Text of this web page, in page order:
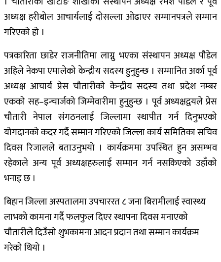
अध्यक्ष हरीबोल आचार्यलाई दोसल्ला ओढाएर सम्मानपत्रले सम्मान
गरिएको हो ।
पत्रकारिता छाडेर राजनीतिमा लाग्नु भएका संस्थापन अध्यक्ष पौडेल
अहिले नेकपा एमालेको केन्द्रीय सदस्य हुनुहुन्छ । सम्मानित अर्का पूर्व
अध्यक्ष आचार्य प्रेस चौतारीको केन्द्रीय सदस्य तथा प्रदेश नम्बर
एकको सह–इन्चार्जको जिम्मेवारीमा हुनुहुन्छ । पूर्व अध्यक्षद्वयले प्रेस
चौतारी नेपाल संगठनलाई जिल्लामा स्थापीत गर्न दिनुभएको
योगदानको कदर गर्दै सम्मान गरिएको जिल्ला कार्य समितिका सचिव
दिवस रिजालले बताउनुभयो । कार्यक्रममा उपस्थित हुन असम्भव
रहेकाले अन्य पूर्व अध्यक्षहरुलाई सम्मान गर्न नसकिएको उहाँको
भनाइ छ ।
बिहान जिल्ला अस्पतालमा उपचाररत ८ जना बिरामीलाई स्वास्थ्य
लाभको कामना गर्दै फलफुल दिएर स्थापना दिवस मनाएको
चौतारीले दिउँसो शुभकामना आदन प्रदान तथा सम्मान कार्यक्रम
गरेको थियो ।